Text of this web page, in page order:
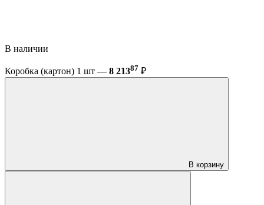
В наличии
Коробка (картон) 1 шт — 8 21387 ₽
В корзину